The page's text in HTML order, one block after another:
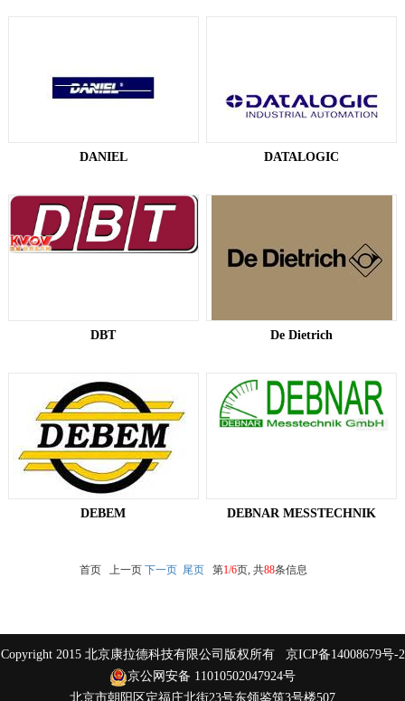
DANIEL DATALOGIC
DBT​ De Dietrich
DEBEM​ DEBNAR MESSTECHNIK
首页 上一页 下一页 尾页 第1/6页, 共88条信息
Copyright 2015 北京康拉德科技有限公司版权所有 京ICP备14008679号-2
京公网安备 11010502047924号
北京市朝阳区定福庄北街23号东领鉴筑3号楼507